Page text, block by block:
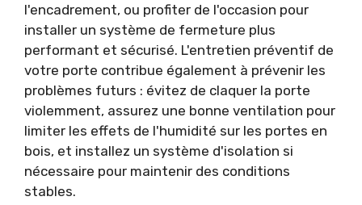
l'encadrement, ou profiter de l'occasion pour
installer un système de fermeture plus
performant et sécurisé. L'entretien préventif de
votre porte contribue également à prévenir les
problèmes futurs : évitez de claquer la porte
violemment, assurez une bonne ventilation pour
limiter les effets de l'humidité sur les portes en
bois, et installez un système d'isolation si
nécessaire pour maintenir des conditions
stables.